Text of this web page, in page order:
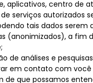
aplicativos, centro de
serviços autorizados
tais dados serem
(anonimizados), a fim
de análises e
em contato com você
de que possamos